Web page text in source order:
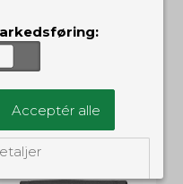
Acceptér alle